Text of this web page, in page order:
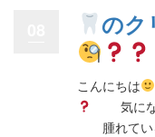
のク
こんにちは
気にな
腫れてい